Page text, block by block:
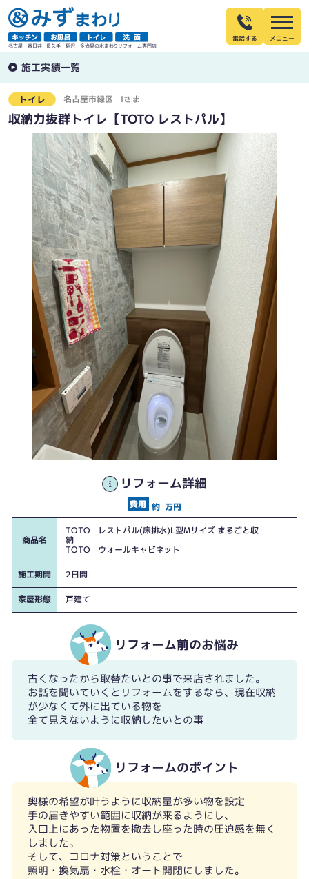
名古屋・春日井・長久手・稲沢・多治見の水まわりリフォーム専門店
電話する
施工実績一覧
トイレ 名古屋市緑区 Iさま
収納力抜群トイレ【TOTO レストパル】
リフォーム詳細
約 万円
商品名
TOTO レストパル(床排水)L型Mサイズ まるごと収
納
TOTO ウォールキャビネット
施工期間 2日間
家屋形態 戸建て
リフォーム前のお悩み
古くなったから取替たいとの事で来店されました。
お話を聞いていくとリフォームをするなら、現在収納
が少なくて外に出ている物を
全て見えないように収納したいとの事
リフォームのポイント
奥様の希望が叶うように収納量が多い物を設定
手の届きやすい範囲に収納が来るようにし、
入口上にあった物置を撤去し座った時の圧迫感を無く
しました。
そして、コロナ対策ということで
照明・換気扇・水栓・オート開閉にしました。